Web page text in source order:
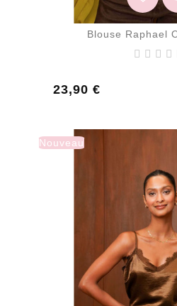
Blouse Raphael
23,90 €
Prix
Nouveau